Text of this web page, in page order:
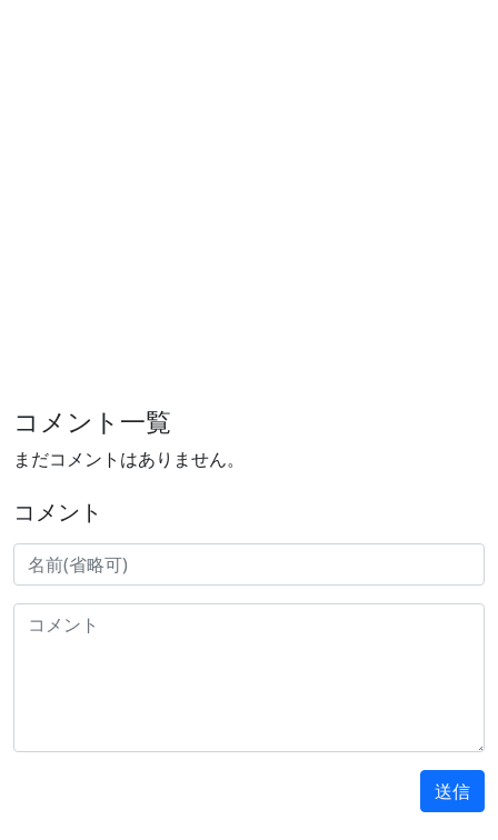
コメント一覧
まだコメントはありません。
コメント
送信